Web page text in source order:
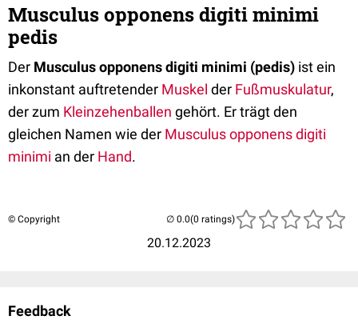
Musculus opponens digiti minimi
pedis
Der Musculus opponens digiti minimi (pedis) ist ein
inkonstant auftretender Muskel der Fußmuskulatur,
der zum Kleinzehenballen gehört. Er trägt den
gleichen Namen wie der Musculus opponens digiti
minimi an der Hand.
© Copyright
20.12.2023
(0 ratings)
Feedback